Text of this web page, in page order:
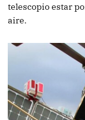
telescopio estar
aire.